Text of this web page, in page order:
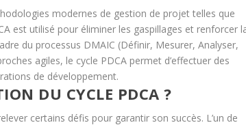
modernes de gestion de projet telles que
est utilisé pour éliminer les gaspillages et renforcer
du processus DMAIC (Définir, Mesurer, Analyser,
agiles, le cycle PDCA permet d’effectuer des
de développement.
DU CYCLE PDCA ?
certains défis pour garantir son succès. L’un de